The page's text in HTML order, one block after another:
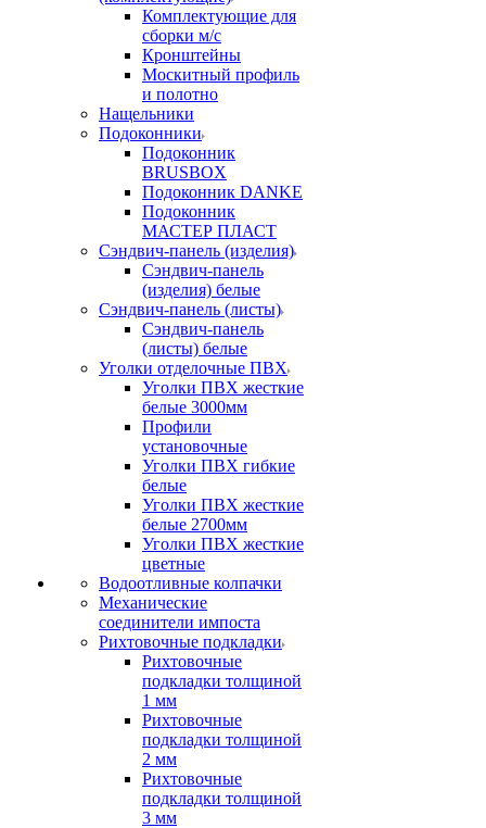
Комплектующие для
сборки м/с
Кронштейны
Москитный профиль
и полотно
Нащельники
Подоконники
Подоконник
BRUSBOX
Подоконник DANKE
Подоконник
МАСТЕР ПЛАСТ
Сэндвич-панель (изделия)
Сэндвич-панель
(изделия) белые
Сэндвич-панель (листы)
Сэндвич-панель
(листы) белые
Уголки отделочные ПВХ
Уголки ПВХ жесткие
белые 3000мм
Профили
установочные
Уголки ПВХ гибкие
белые
Уголки ПВХ жесткие
белые 2700мм
Уголки ПВХ жесткие
цветные
Водоотливные колпачки
Механические
соединители импоста
Рихтовочные подкладки
Рихтовочные
подкладки толщиной
1 мм
Рихтовочные
подкладки толщиной
2 мм
Рихтовочные
подкладки толщиной
3 мм